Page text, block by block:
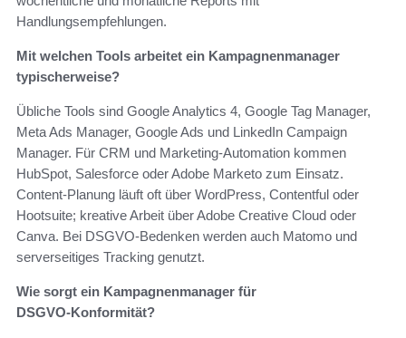
Handlungsempfehlungen.
Mit welchen Tools arbeitet ein Kampagnenmanager
typischerweise?
Übliche Tools sind Google Analytics 4, Google Tag Manager,
Meta Ads Manager, Google Ads und LinkedIn Campaign
Manager. Für CRM und Marketing‑Automation kommen
HubSpot, Salesforce oder Adobe Marketo zum Einsatz.
Content‑Planung läuft oft über WordPress, Contentful oder
Hootsuite; kreative Arbeit über Adobe Creative Cloud oder
Canva. Bei DSGVO‑Bedenken werden auch Matomo und
serverseitiges Tracking genutzt.
Wie sorgt ein Kampagnenmanager für
DSGVO‑Konformität?